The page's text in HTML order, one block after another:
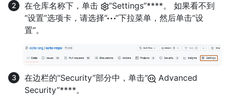
在仓库名称下，单击
“Settings”****。 如果看不到
“设置”选项卡，请选择“
”下拉菜单，然后单击“设
置”。
在边栏的“Security”部分中，单击“
Advanced
Security”****。